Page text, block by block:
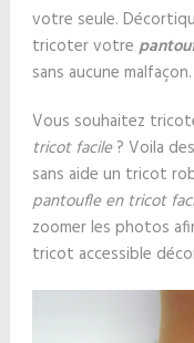
votre seule.
tricoter votre
sans aucune malfaçon.
Vous souhaitez
tricot facile? Voila
sans aide un tricot
pantoufle en tricot
zoomer les photos
tricot accessible